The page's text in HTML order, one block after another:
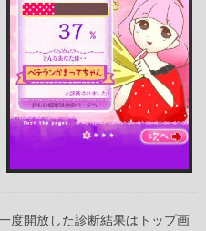
度開放した診断結果はトップ画